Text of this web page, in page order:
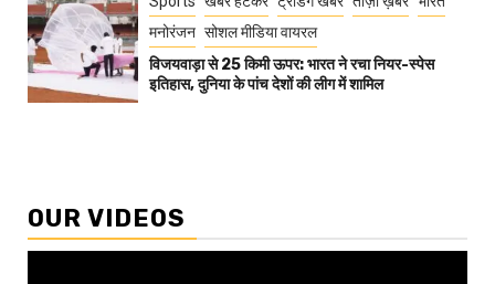
मनोरंजन सोशल मीडिया वायरल
विजयवाड़ा से 25 किमी ऊपर: भारत ने रचा नियर-स्पेस
इतिहास, दुनिया के पांच देशों की लीग में शामिल
OUR VIDEOS